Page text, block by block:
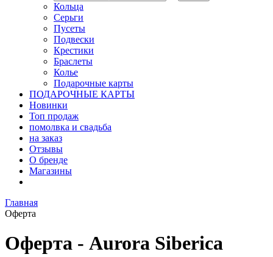
Кольца
Серьги
Пусеты
Подвески
Крестики
Браслеты
Колье
Подарочные карты
ПОДАРОЧНЫЕ КАРТЫ
Новинки
Топ продаж
помолвка и свадьба
на заказ
Отзывы
О бренде
Магазины
Главная
Оферта
Оферта - Aurora Siberica